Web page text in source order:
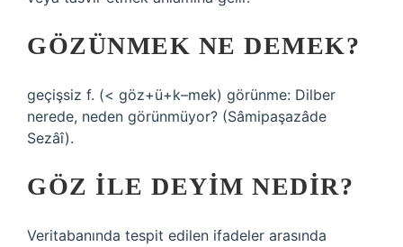
GÖZÜNMEK NE DEMEK?
geçişsiz f. (< göz+ü+k–mek) görünme: Dilber
nerede, neden görünmüyor? (Sâmipaşazâde
Sezâî).
GÖZ ILE DEYIM NEDIR?
Veritabanında tespit edilen ifadeler arasında